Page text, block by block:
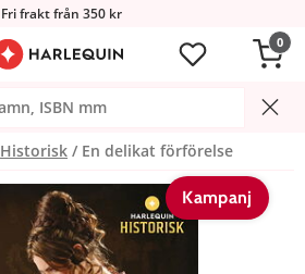
Fri frakt från 350 kr
0
Historisk En delikat förförelse
Kampanj